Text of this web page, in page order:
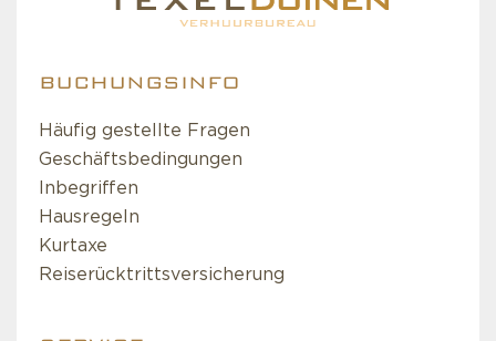
BUCHUNGSINFO
Häufig gestellte Fragen
Geschäftsbedingungen
Inbegriffen
Hausregeln
Kurtaxe
Reiserücktrittsversicherung